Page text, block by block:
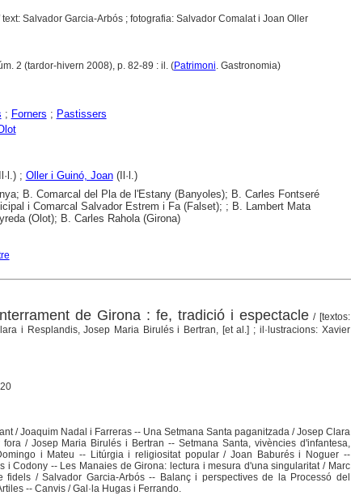
Salvador Garcia-Arbós ; fotografia: Salvador Comalat i Joan Oller
2 (tardor-hivern 2008), p. 82-89 : il. (Patrimoni . Gastronomia)
; Forners ; Pastissers
; Oller i Guinó, Joan(Il·l.)
B. Comarcal del Pla de l'Estany (Banyoles); B. Carles Fontseré
i Comarcal Salvador Estrem i Fa (Falset); ; B. Lambert Mata
(Olot); B. Carles Rahola (Girona)
de Girona : fe, tradició i espectacle/ [textos:
i Resplandis, Josep Maria Birulés i Bertran, [et al.] ; il·lustracions: Xavier
/ Joaquim Nadal i Farreras -- Una Setmana Santa paganitzada / Josep Clara
/ Josep Maria Birulés i Bertran -- Setmana Santa, vivències d'infantesa,
i Mateu -- Litúrgia i religiositat popular / Joan Baburés i Noguer --
i Codony -- Les Manaies de Girona: lectura i mesura d'una singularitat / Marc
/ Salvador Garcia-Arbós -- Balanç i perspectives de la Processó del
-- Canvis / Gal·la Hugas i Ferrando.